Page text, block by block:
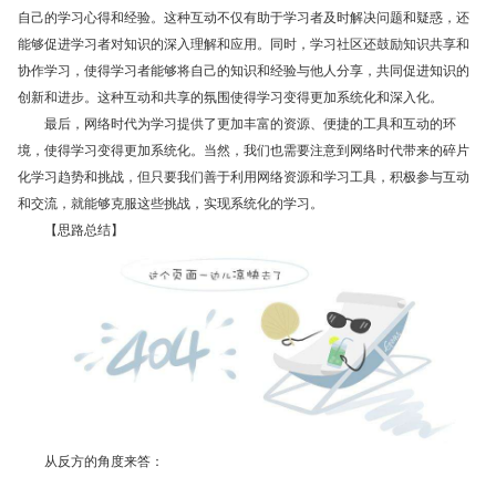
自己的学习心得和经验。这种互动不仅有助于学习者及时解决问题和疑惑，还
能够促进学习者对知识的深入理解和应用。同时，学习社区还鼓励知识共享和
协作学习，使得学习者能够将自己的知识和经验与他人分享，共同促进知识的
创新和进步。这种互动和共享的氛围使得学习变得更加系统化和深入化。
最后，网络时代为学习提供了更加丰富的资源、便捷的工具和互动的环
境，使得学习变得更加系统化。当然，我们也需要注意到网络时代带来的碎片
化学习趋势和挑战，但只要我们善于利用网络资源和学习工具，积极参与互动
和交流，就能够克服这些挑战，实现系统化的学习。
【思路总结】
从反方的角度来答：